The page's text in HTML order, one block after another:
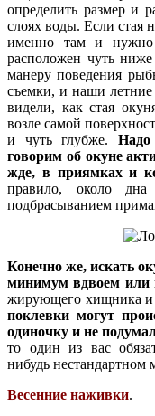
определить размер и
слоях воды. Если стая
именно там и нужно
расположен чуть
манеру поведения
съемки, и наши
видели, как стая
возле самой
и чуть глубже.
говорим об окуне
жде, в приямках и
правило, около
подбрасыванием
Конечно же, искать
минимум вдвоем или
жирующего хищника и
поклевки могут
одиночку и не
то один из вас
нибудь нестандартном
Весенние наживки.